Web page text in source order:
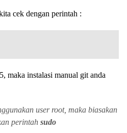
cek dengan perintah :
maka instalasi manual git anda
user root, maka biasakan
perintah sudo